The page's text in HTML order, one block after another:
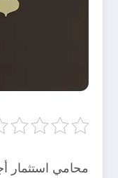
محامي استثمار